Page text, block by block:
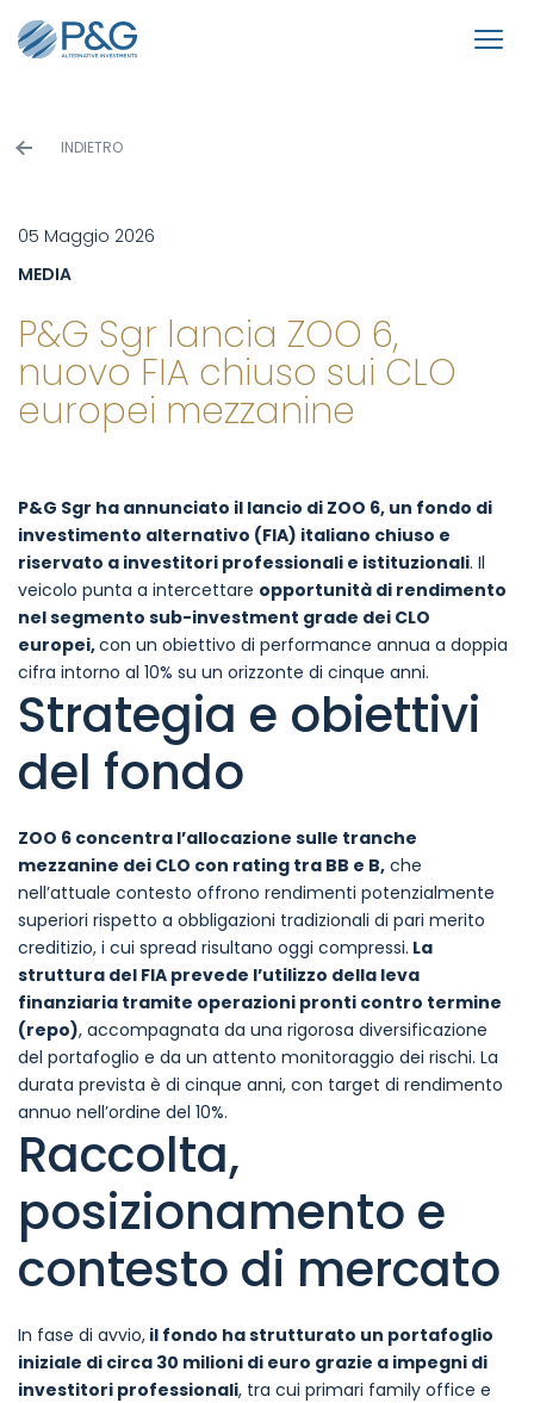
INDIETRO
05 Maggio 2026
MEDIA
P&G Sgr lancia ZOO 6,
nuovo FIA chiuso sui CLO
europei mezzanine
P&G Sgr ha annunciato il lancio di ZOO 6, un fondo di
investimento alternativo (FIA) italiano chiuso e
riservato a investitori professionali e istituzionali. Il
veicolo punta a intercettare opportunità di rendimento
nel segmento sub-investment grade dei CLO
europei,con un obiettivo di performance annua a doppia
cifra intorno al 10% su un orizzonte di cinque anni.
Strategia e obiettivi
del fondo
ZOO 6 concentra l’allocazione sulle tranche
mezzanine dei CLO con rating tra BB e B, che
nell’attuale contesto offrono rendimenti potenzialmente
superiori rispetto a obbligazioni tradizionali di pari merito
creditizio, i cui spread risultano oggi compressi. La
struttura del FIA prevede l’utilizzo della leva
finanziaria tramite operazioni pronti contro termine
(repo), accompagnata da una rigorosa diversificazione
del portafoglio e da un attento monitoraggio dei rischi. La
durata prevista è di cinque anni, con target di rendimento
annuo nell’ordine del 10%.
Raccolta,
posizionamento e
contesto di mercato
In fase di avvio, il fondo ha strutturato un portafoglio
iniziale di circa 30 milioni di euro grazie a impegni di
investitori professionali, tra cui primari family office e